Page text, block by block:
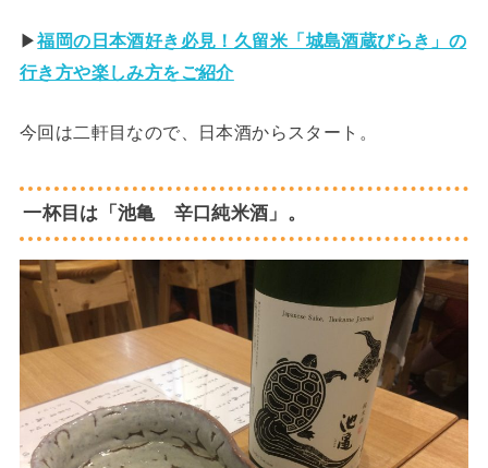
▶福岡の日本酒好き必見！久留米「城島酒蔵びらき」の
行き方や楽しみ方をご紹介
今回は二軒目なので、日本酒からスタート。
一杯目は「池亀 辛口純米酒」。